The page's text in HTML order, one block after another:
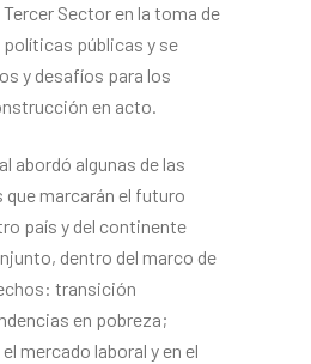
Sector en la toma de
públicas y se
y desafíos para los
en acto.
abordó algunas de las
marcarán el futuro
país y del continente
dentro del marco de
transición
en pobreza;
mercado laboral y en el